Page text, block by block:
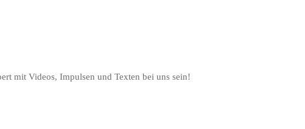
mit Videos, Impulsen und Texten bei uns sein!